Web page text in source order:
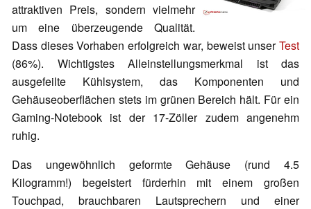
attraktiven Preis, sondern vielmehr
um eine überzeugende Qualität.
Dass dieses Vorhaben erfolgreich war, beweist unserTest
(86%). Wichtigstes Alleinstellungsmerkmal ist das
ausgefeilte Kühlsystem, das Komponenten und
Gehäuseoberflächen stets im grünen Bereich hält. Für ein
Gaming-Notebook ist der 17-Zöller zudem angenehm
ruhig.
Das ungewöhnlich geformte Gehäuse (rund 4.5
Kilogramm!) begeistert fürderhin mit einem großen
Touchpad, brauchbaren Lautsprechern und einer